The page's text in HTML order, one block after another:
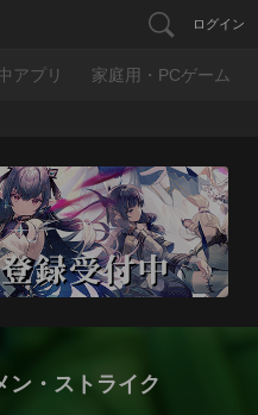
ログイン
アプリ 家庭用・PCゲーム
ン・ストライク